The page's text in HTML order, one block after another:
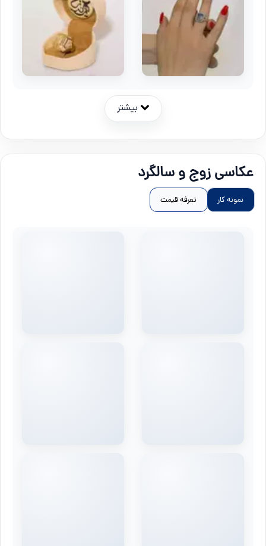
بیشتر
عکاسی زوج و سالگرد
نمونه کار تعرفه قیمت